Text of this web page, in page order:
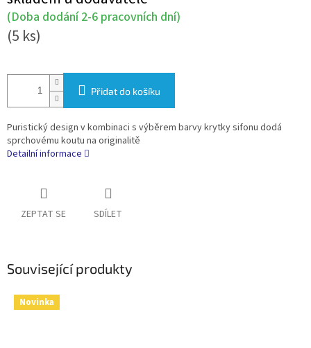
(Doba dodání 2-6 pracovních dní)
(5 ks)
Přidat do košíku
Puristický design v kombinaci s výběrem barvy krytky sifonu dodá
sprchovému koutu na originalitě
Detailní informace
ZEPTAT SE SDÍLET
Související produkty
Novinka